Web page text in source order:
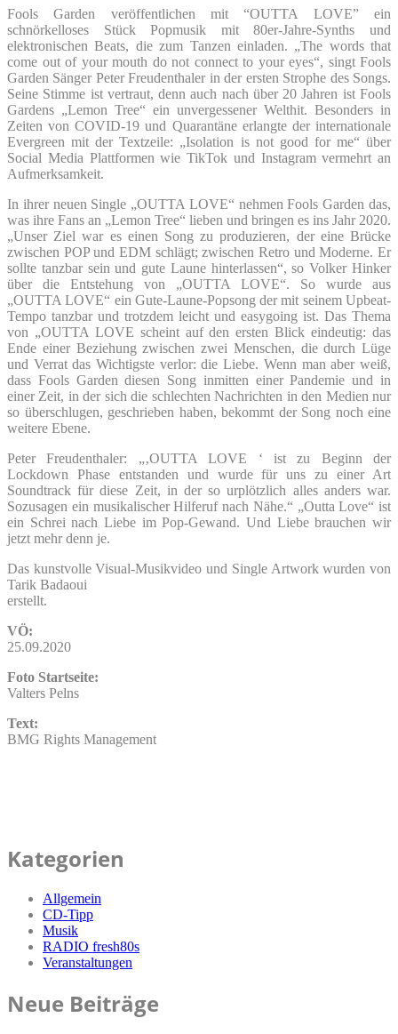
Fools Garden veröffentlichen mit “OUTTA LOVE” ein
schnörkelloses Stück Popmusik mit 80er-Jahre-Synths und
elektronischen Beats, die zum Tanzen einladen. „The words that
come out of your mouth do not connect to your eyes“, singt Fools
Garden Sänger Peter Freudenthaler in der ersten Strophe des Songs.
Seine Stimme ist vertraut, denn auch nach über 20 Jahren ist Fools
Gardens „Lemon Tree“ ein unvergessener Welthit. Besonders in
Zeiten von COVID-19 und Quarantäne erlangte der internationale
Evergreen mit der Textzeile: „Isolation is not good for me“ über
Social Media Plattformen wie TikTok und Instagram vermehrt an
Aufmerksamkeit.
In ihrer neuen Single „OUTTA LOVE“ nehmen Fools Garden das,
was ihre Fans an „Lemon Tree“ lieben und bringen es ins Jahr 2020.
„Unser Ziel war es einen Song zu produzieren, der eine Brücke
zwischen POP und EDM schlägt; zwischen Retro und Moderne. Er
sollte tanzbar sein und gute Laune hinterlassen“, so Volker Hinker
über die Entstehung von „OUTTA LOVE“. So wurde aus
„OUTTA LOVE“ ein Gute-Laune-Popsong der mit seinem Upbeat-
Tempo tanzbar und trotzdem leicht und easygoing ist. Das Thema
von „OUTTA LOVE scheint auf den ersten Blick eindeutig: das
Ende einer Beziehung zwischen zwei Menschen, die durch Lüge
und Verrat das Wichtigste verlor: die Liebe. Wenn man aber weiß,
dass Fools Garden diesen Song inmitten einer Pandemie und in
einer Zeit, in der sich die schlechten Nachrichten in den Medien nur
so überschlugen, geschrieben haben, bekommt der Song noch eine
weitere Ebene.
Peter Freudenthaler: „‚OUTTA LOVE ‘ ist zu Beginn der
Lockdown Phase entstanden und wurde für uns zu einer Art
Soundtrack für diese Zeit, in der so urplötzlich alles anders war.
Sozusagen ein musikalischer Hilferuf nach Nähe.“ „Outta Love“ ist
ein Schrei nach Liebe im Pop-Gewand. Und Liebe brauchen wir
jetzt mehr denn je.
Das kunstvolle Visual-Musikvideo und Single Artwork wurden von
Tarik Badaoui
erstellt.
VÖ:
25.09.2020
Foto Startseite:
Valters Pelns
Text:
BMG Rights Management
Kategorien
Allgemein
CD-Tipp
Musik
RADIO fresh80s
Veranstaltungen
Neue Beiträge